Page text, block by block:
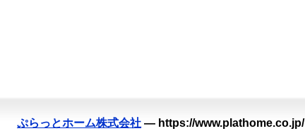
ぷらっとホーム株式会社 — https://www.plathome.co.jp/